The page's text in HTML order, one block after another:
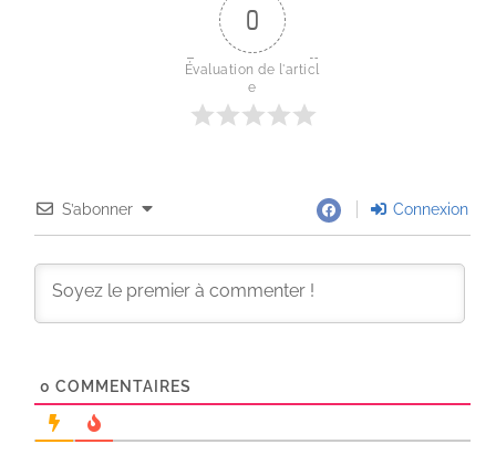
0
Évaluation de l'articl
e
S’abonner Connexion
0 COMMENTAIRES